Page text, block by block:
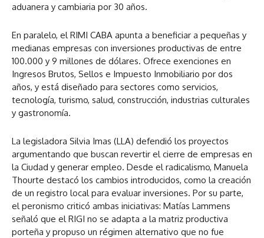
aduanera y cambiaria por 30 años.
En paralelo, el RIMI CABA apunta a beneficiar a pequeñas y
medianas empresas con inversiones productivas de entre
100.000 y 9 millones de dólares. Ofrece exenciones en
Ingresos Brutos, Sellos e Impuesto Inmobiliario por dos
años, y está diseñado para sectores como servicios,
tecnología, turismo, salud, construcción, industrias culturales
y gastronomía.
La legisladora Silvia Imas (LLA) defendió los proyectos
argumentando que buscan revertir el cierre de empresas en
la Ciudad y generar empleo. Desde el radicalismo, Manuela
Thourte destacó los cambios introducidos, como la creación
de un registro local para evaluar inversiones. Por su parte,
el peronismo criticó ambas iniciativas: Matías Lammens
señaló que el RIGI no se adapta a la matriz productiva
porteña y propuso un régimen alternativo que no fue